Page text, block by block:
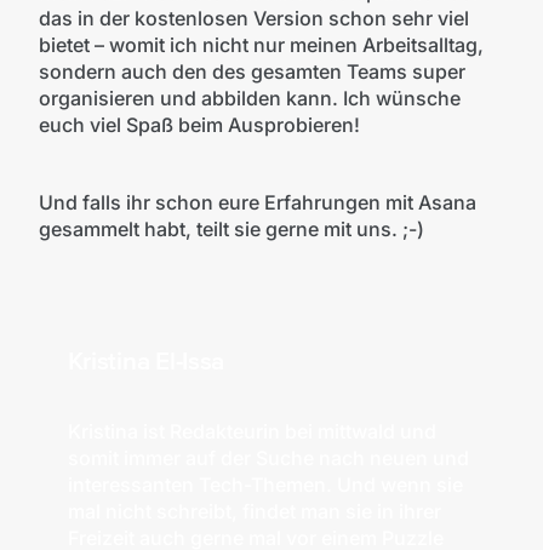
das in der kostenlosen Version schon sehr viel
bietet – womit ich nicht nur meinen Arbeitsalltag,
sondern auch den des gesamten Teams super
organisieren und abbilden kann. Ich wünsche
euch viel Spaß beim Ausprobieren!
Und falls ihr schon eure Erfahrungen mit Asana
gesammelt habt, teilt sie gerne mit uns. ;-)